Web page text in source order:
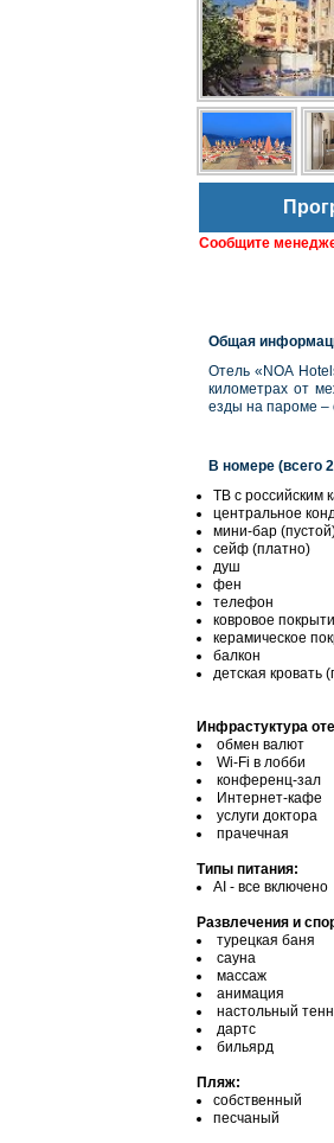
Сообщите
Общая
Отель «NOA
километрах от
езды на пароме –
В номере (всего
ТВ с российским
центральное
мини-бар
сейф (платно)
душ
фен
телефон
ковровое
керамическое
балкон
детская кровать
Инфрастуктура
обмен валют
Wi-Fi в лобби
конференц-зал
Интернет-кафе
услуги доктора
прачечная
Типы питания:
АІ - все включено
Развлечения и
турецкая баня
сауна
массаж
анимация
настольный
дартс
бильярд
Пляж:
собственный
песчаный